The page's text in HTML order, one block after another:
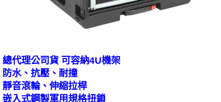
總代理公司貨 可容納4U機架
防水、抗壓、耐撞
靜音滾輪、伸縮拉桿
嵌入式鋼製軍用規格扭鎖